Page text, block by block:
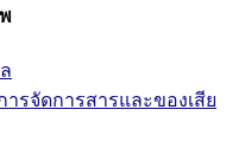
รจัดการสารและของเสีย